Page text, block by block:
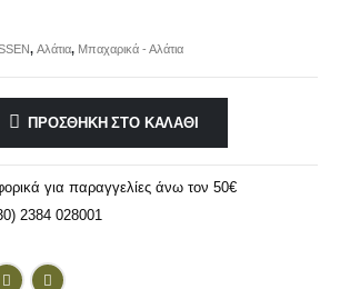
, Αλάτια, Μπαχαρικά - Αλάτια
ΠΡΟΣΘΉΚΗ ΣΤΟ ΚΑΛΆΘΙ
για παραγγελίες άνω τον 50€
2384 028001